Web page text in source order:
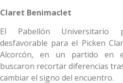
Claret Benimaclet
El Pabellón Universitario
desfavorable para el Picken
Alcorcón, en un partido en
buscaron recortar diferencias
cambiar el signo del encuentro.